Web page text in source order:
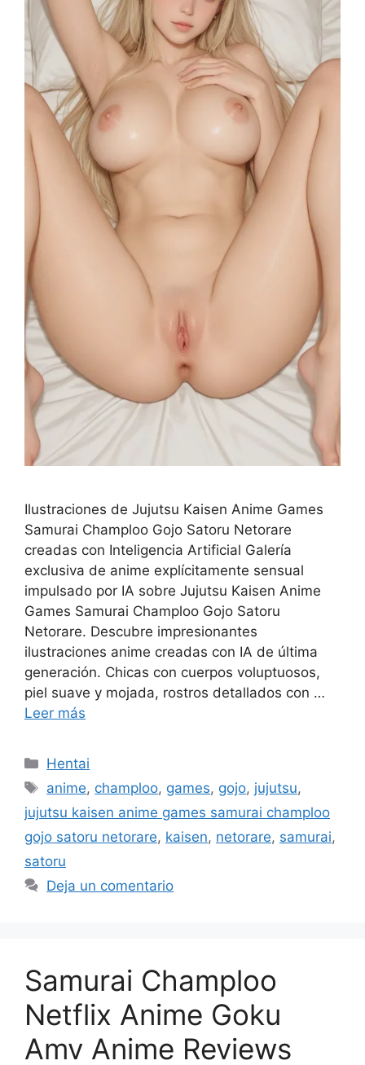
Ilustraciones de Jujutsu Kaisen Anime Games
Samurai Champloo Gojo Satoru Netorare
creadas con Inteligencia Artificial Galería
exclusiva de anime explícitamente sensual
impulsado por IA sobre Jujutsu Kaisen Anime
Games Samurai Champloo Gojo Satoru
Netorare. Descubre impresionantes
ilustraciones anime creadas con IA de última
generación. Chicas con cuerpos voluptuosos,
piel suave y mojada, rostros detallados con …
Leer más
Categorías
Hentai
Etiquetas
anime, champloo, games, gojo, jujutsu,
jujutsu kaisen anime games samurai champloo
gojo satoru netorare, kaisen, netorare, samurai,
satoru
Deja un comentario
Samurai Champloo
Netflix Anime Goku
Amv Anime Reviews